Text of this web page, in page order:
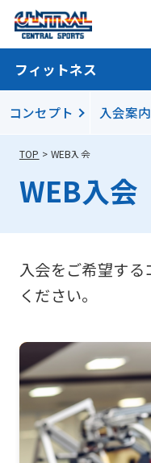
フィットネス
コンセプト 入会案内
TOP WEB入会
WEB入会
入会をご希望す
ください。